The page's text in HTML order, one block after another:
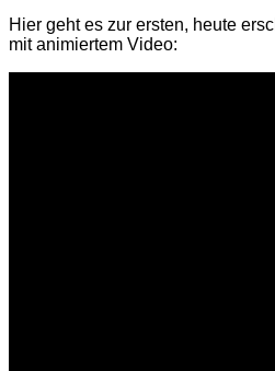
Hier geht es zur ersten, heute
mit animiertem Video: